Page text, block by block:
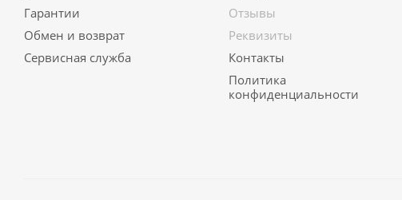
Гарантии
Обмен и возврат
Сервисная служба
Отзывы
Реквизиты
Контакты
Политика
конфиденциальности